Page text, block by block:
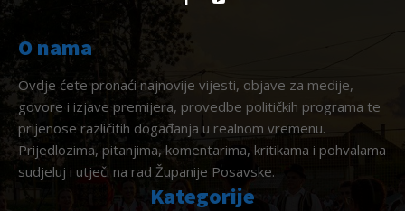
O nama
Ovdje ćete pronaći najnovije vijesti, objave za medije,
govore i izjave premijera, provedbe političkih programa te
prijenose različitih događanja u realnom vremenu.
Prijedlozima, pitanjima, komentarima, kritikama i pohvalama
sudjeluj i utječi na rad Županije Posavske.
Kategorije